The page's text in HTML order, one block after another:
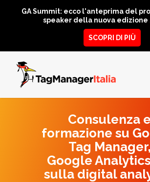
GA Summit: ecco l'anteprima del
speaker della nuova edizione
SCOPRI DI PIÙ
Consulenza e
formazione su
Tag Manager,
Google
sulla digital